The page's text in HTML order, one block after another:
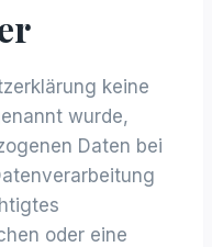
keine
wurde,
Daten bei
oder eine